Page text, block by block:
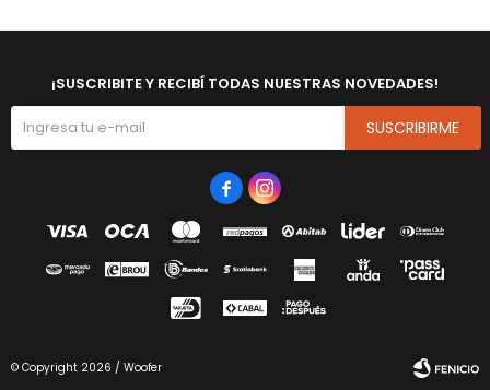
¡SUSCRIBITE Y RECIBÍ TODAS NUESTRAS NOVEDADES!
SUSCRIBIRME
 
© Copyright 2026 / Woofer